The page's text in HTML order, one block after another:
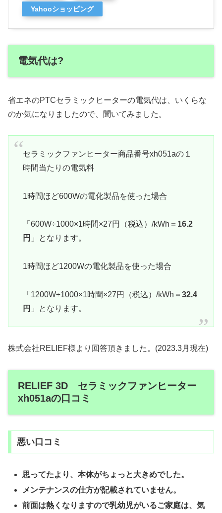
Yahooショッピング
電気代は?
省エネのPTCセラミックヒーターの電気代は、いくらな
のか気になりましたので、聞いてみました。
セラミックファンヒーター商品番号xh051aの１
時間当たりの電気料
1時間ほど600Wの電化製品を使った場合
「600W÷1000×1時間×27円（税込）/kWh＝ 16.2
円 」となります。
1時間ほど1200Wの電化製品を使った場合
「1200W÷1000×1時間×27円（税込）/kWh＝ 32.4
円 」となります。
株式会社RELIEF様より回答頂きました。(2023.3月現在)
RELIEF 3D セラミックファンヒーター
xh051aの口コミ
悪い口コミ
思ってたより、本体がちょっと大きめでした。
メンテナンスの仕方が記載されていません。
前面は熱くなりますので乳幼児がいるご家庭は、気